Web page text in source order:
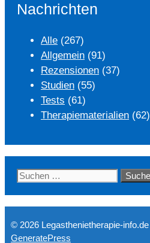
Nachrichten
Alle (267)
Allgemein (91)
Rezensionen (37)
Studien (55)
Tests (61)
Therapiematerialien (62)
Suchen
© 2026 Legasthenietherapie-info.de
GeneratePress